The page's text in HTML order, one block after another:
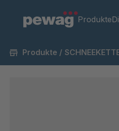
Produkte
Produkte /